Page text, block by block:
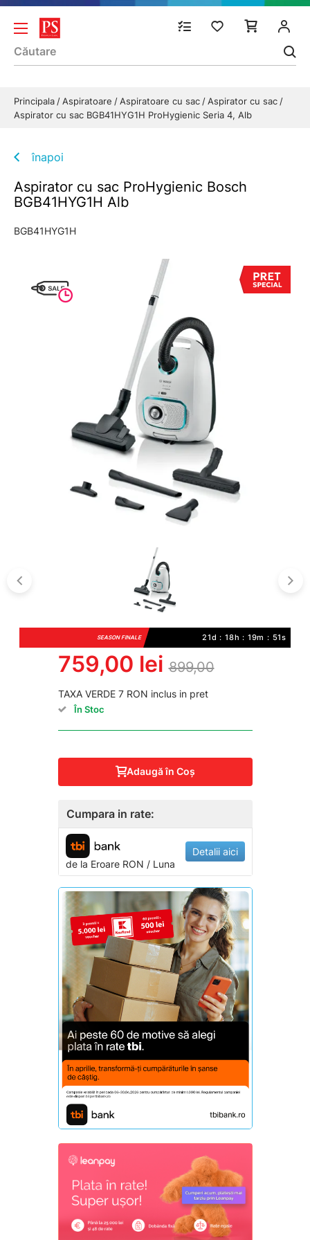
Principala Aspiratoare Aspiratoare cu sac
Aspirator cu sac
Aspirator cu sac BGB41HYG1H ProHygienic Seria 4, Alb
înapoi
Aspirator cu sac ProHygienic Bosch
BGB41HYG1H Alb
BGB41HYG1H
SEASON FINALE 21d : 18h : 19m : 50s
759,00 lei 899,00
TAXA VERDE 7 RON inclus in pret
În Stoc
Adaugă în Coş
Cumpara in rate:
de la EroareRON / Luna
Detalii aici